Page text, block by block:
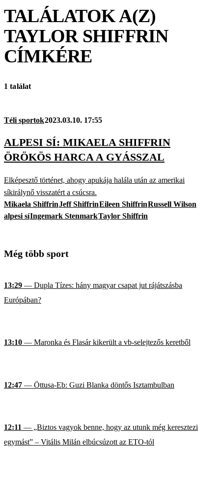
TALÁLATOK A(Z)
TAYLOR SHIFFRIN
CÍMKÉRE
1 találat
Téli sportok2023.03.10. 17:55
ALPESI SÍ: MIKAELA SHIFFRIN
ÖRÖKÖS HARCA A GYÁSSZAL
Elképesztő történet, ahogy apukája halála után az amerikai
síkirálynő visszatért a csúcsra.
Mikaela ShiffrinJeff ShiffrinEileen ShiffrinRussell Wilson
alpesi síIngemark StenmarkTaylor Shiffrin
Még több sport
13:29 — Dupla Tízes: hány magyar csapat jut rájátszásba
Európában?
13:10 — Maronka és Flasár kikerült a vb-selejtezős keretből
12:47 — Öttusa-Eb: Guzi Blanka döntős Isztambulban
12:11 — „Biztos vagyok benne, hogy az utunk még keresztezi
egymást” – Vitális Milán elbúcsúzott az ETO-tól